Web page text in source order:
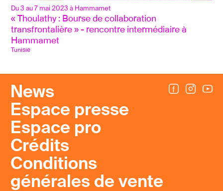
Du 3 au 7 mai 2023 à Hammamet
« Thoulathy : Bourse de collaboration
transfrontalière » - rencontre intermédiaire à
Hammamet
Tunisie
News
Espace presse
Espace pro
Crédits
Conditions
générales de vente